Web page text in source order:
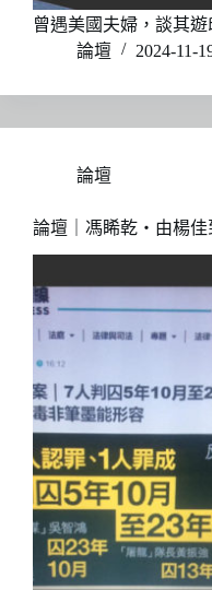
曾遇美國夫婦，談其
論壇
2024-11-
論壇
論壇｜馮睎乾・由楊